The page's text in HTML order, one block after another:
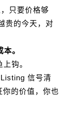
只要价格够
贵的今天，对
。
钩。
信号清
你的价值，你也